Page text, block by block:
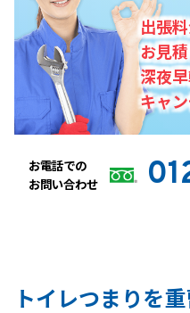
出張
お見
深夜
キャ
お電話での
お問い合わせ
トイレつまりを